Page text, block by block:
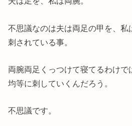
不思議なのは夫は両足の甲を、私
刺されている事。
両腕両足くっつけて寝てるわけで
均等に刺していくんだろう。
不思議です。